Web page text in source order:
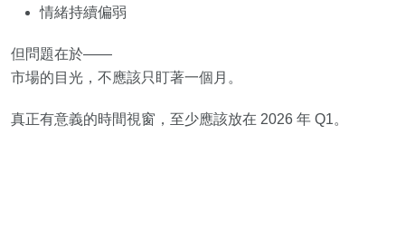
情緒持續偏弱
但問題在於——
市場的目光，不應該只盯著一個月。
真正有意義的時間視窗，至少應該放在 2026 年 Q1。